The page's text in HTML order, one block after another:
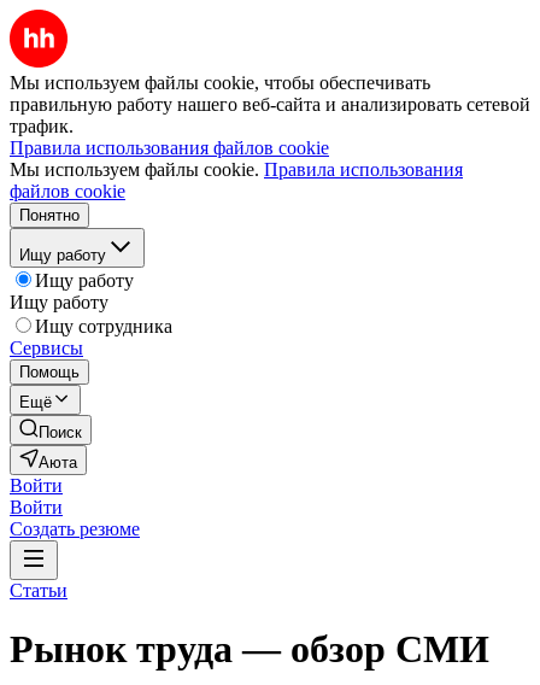
Мы используем файлы cookie, чтобы обеспечивать
правильную работу нашего веб-сайта и анализировать сетевой
трафик.
Правила использования файлов cookie
Мы используем файлы cookie. Правила использования
файлов cookie
Понятно
Ищу работу
Ищу работу
Ищу работу
Ищу сотрудника
Сервисы
Помощь
Ещё
Поиск
Аюта
Войти
Войти
Создать резюме
Статьи
Рынок труда — обзор СМИ